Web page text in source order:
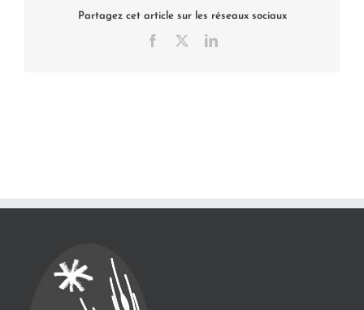
Partagez cet article sur les réseaux sociaux
Facebook LinkedIn